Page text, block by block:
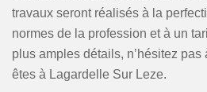
travaux seront réalisés à la
normes de la profession et à un
plus amples détails, n’hésitez
êtes à Lagardelle Sur Leze.